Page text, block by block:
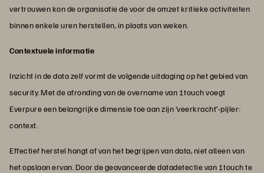
vertrouwen kon de organisatie de voor de omzet kritieke activiteiten
binnen enkele uren herstellen, in plaats van weken.
Contextuele informatie
Inzicht in de data zelf vormt de volgende uitdaging op het gebied van
security. Met de afronding van de overname van 1touch voegt
Everpure een belangrijke dimensie toe aan zijn ‘veerkracht’-pijler:
context.
Effectief herstel hangt af van het begrijpen van data, niet alleen van
het opslaan ervan. Door de geavanceerde datadetectie van 1touch te